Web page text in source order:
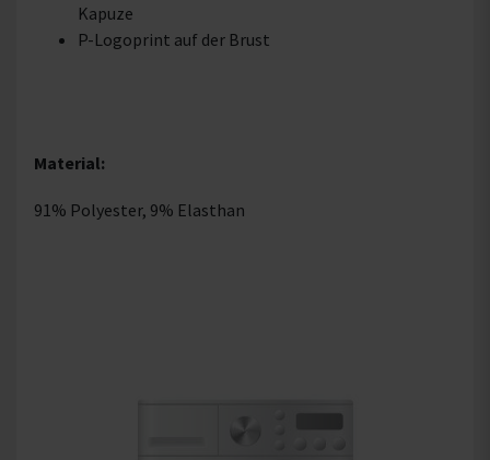
Kapuze
P-Logoprint auf der Brust
Material:
91% Polyester, 9% Elasthan